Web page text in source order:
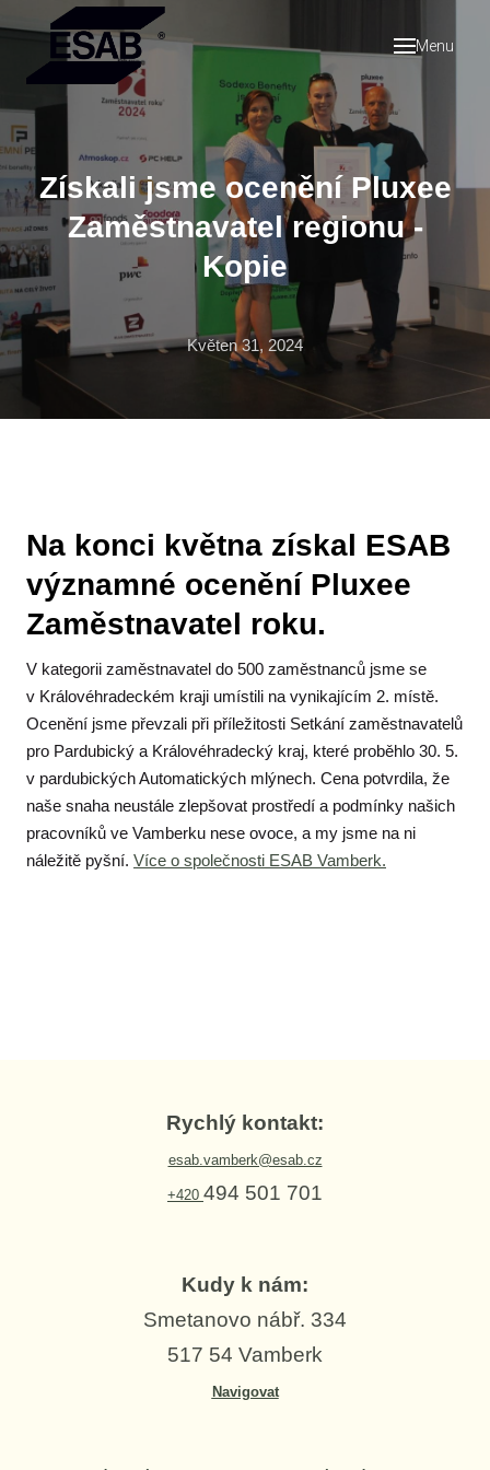
MenuÚvod
Získali jsme ocenění Pluxee
Zaměstnavatel regionu -
Kopie
Květen 31, 2024
Na konci května získal ESAB
významné ocenění Pluxee
Zaměstnavatel roku.
V kategorii zaměstnavatel do 500 zaměstnanců jsme se
v Královéhradeckém kraji umístili na vynikajícím 2. místě.
Ocenění jsme převzali při příležitosti Setkání zaměstnavatelů
pro Pardubický a Královéhradecký kraj, které proběhlo 30. 5.
v pardubických Automatických mlýnech. Cena potvrdila, že
naše snaha neustále zlepšovat prostředí a podmínky našich
pracovníků ve Vamberku nese ovoce, a my jsme na ni
náležitě pyšní. Více o společnosti ESAB Vamberk.
Rychlý kontakt:
esab.vamberk@esab.cz
+420 494 501 701
Kudy k nám:
Smetanovo nábř. 334
517 54 Vamberk
Navigovat